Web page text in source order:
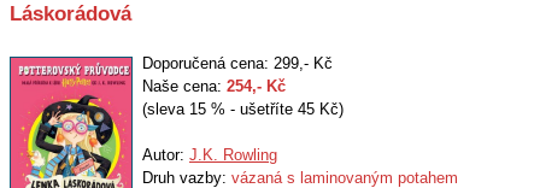
Láskorádová
Doporučená cena: 299,- Kč
Naše cena: 254,- Kč
(sleva 15 % - ušetříte 45 Kč)
Autor: J.K. Rowling
Druh vazby: vázaná s laminovaným potahem